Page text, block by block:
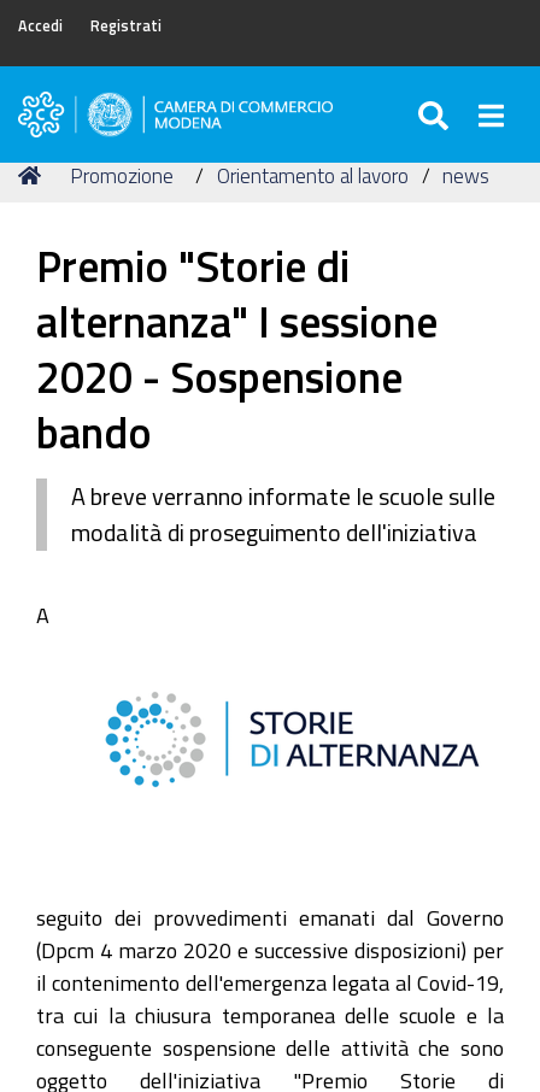
Accedi Registrati
Camera
Commercio
Tu
Home
Promozione Orientamento al lavoro news
Premio "Storie di
alternanza" I sessione
2020 - Sospensione
bando
A breve verranno informate le scuole sulle
modalità di proseguimento dell'iniziativa
A
seguito dei provvedimenti emanati dal Governo
(Dpcm 4 marzo 2020 e successive disposizioni) per
il contenimento dell'emergenza legata al Covid-19,
tra cui la chiusura temporanea delle scuole e la
conseguente sospensione delle attività che sono
oggetto dell'iniziativa "Premio Storie di